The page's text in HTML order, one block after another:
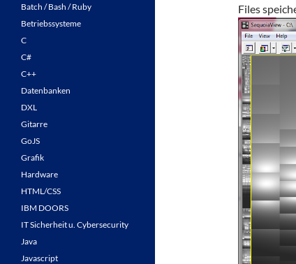
Files
Batch / Bash / Ruby
Betriebssysteme
C
C#
C++
Datenbanken
DXL
Gitarre
GoJS
Grafik
Hardware
HTML/CSS
IBM DOORS
IT Sicherheit u. Cybersecurity
Java
Javascript